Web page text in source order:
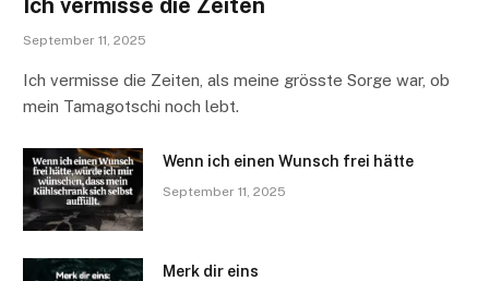
Ich vermisse die Zeiten
September 11, 2025
Ich vermisse die Zeiten, als meine grösste Sorge war, ob
mein Tamagotschi noch lebt.
Wenn ich einen Wunsch frei hätte
September 11, 2025
Merk dir eins